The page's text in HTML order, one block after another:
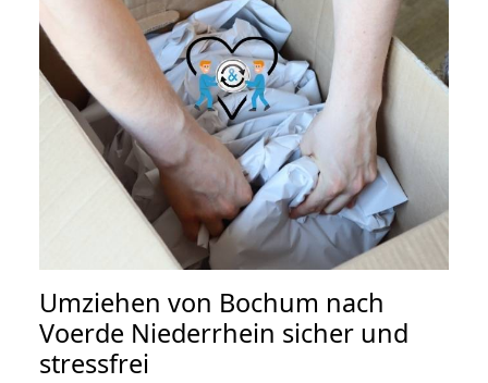
Umziehen von Bochum nach
Voerde Niederrhein sicher und
stressfrei